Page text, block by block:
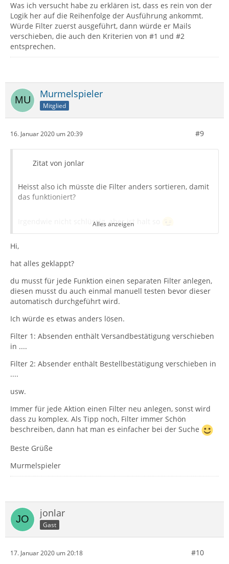
Was ich versucht habe zu erklären ist, dass es rein von der
Logik her auf die Reihenfolge der Ausführung ankommt.
Würde Filter zuerst ausgeführt, dann würde er Mails
verschieben, die auch den Kriterien von #1 und #2
entsprechen.
Murmelspieler
Mitglied
16. Januar 2020 um 20:39 #9
Zitat von jonlar
Heisst also ich müsste die Filter anders sortieren, damit
das funktioniert?
Irgendwie nicht schlüssig, aber ist halt so
Ich werd´s probieren
Ordner rausfiltern und nicht aus "Posteingang.
Wird dann etwas umständlicher aber nun ja, was tut
man nicht alles der Übersicht wegen.
Danke euch
Alles anzeigen
Hi,
hat alles geklappt?
du musst für jede Funktion einen separaten Filter anlegen,
diesen musst du auch einmal manuell testen bevor dieser
automatisch durchgeführt wird.
Ich würde es etwas anders lösen.
Filter 1: Absenden enthält Versandbestätigung verschieben
in ....
Filter 2: Absender enthält Bestellbestätigung verschieben in
....
usw.
Immer für jede Aktion einen Filter neu anlegen, sonst wird
dass zu komplex. Als Tipp noch, Filter immer Schön
beschreiben, dann hat man es einfacher bei der Suche
Beste Grüße
Murmelspieler
jonlar
Gast
17. Januar 2020 um 20:18 #10